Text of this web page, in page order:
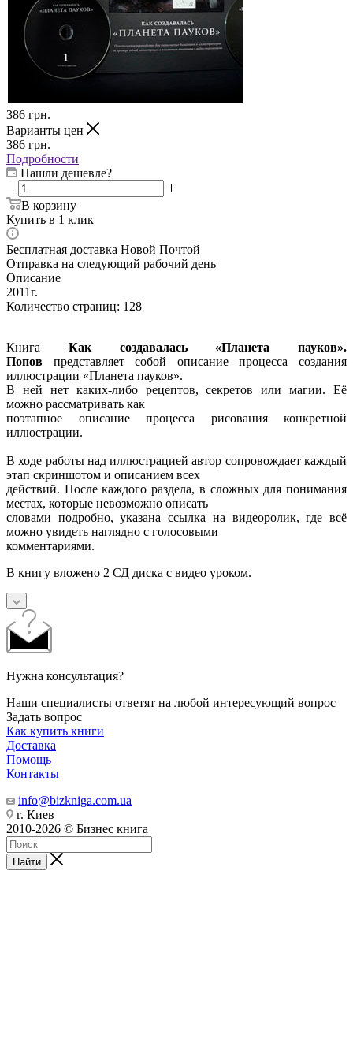
386 грн.
Варианты цен
386 грн.
Подробности
Нашли дешевле?
В корзину
Купить в 1 клик
Бесплатная доставка Новой Почтой
Отправка на следующий рабочий день
Описание
2011г.
Количество страниц: 128
Книга Как создавалась «Планета пауков».
Попов представляет собой описание процесса создания
иллюстрации «Планета пауков».
В ней нет каких-либо рецептов, секретов или магии. Её
можно рассматривать как
поэтапное описание процесса рисования конкретной
иллюстрации.
В ходе работы над иллюстрацией автор сопровождает каждый
этап скриншотом и описанием всех
действий. После каждого раздела, в сложных для понимания
местах, которые невозможно описать
словами подробно, указана ссылка на видеоролик, где всё
можно увидеть наглядно с голосовыми
комментариями.
В книгу вложено 2 СД диска с видео уроком.
Нужна консультация?
Наши специалисты ответят на любой интересующий вопрос
Задать вопрос
Как купить книги
Доставка
Помощь
Контакты
info@bizkniga.com.ua
г. Киев
2010-2026 © Бизнес книга
Найти